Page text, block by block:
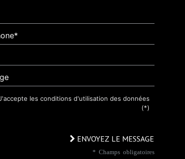
les conditions d'utilisation des données
(*)
ENVOYEZ LE MESSAGE
* Champs obligatoires